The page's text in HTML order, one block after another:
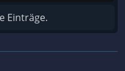
Einträge.